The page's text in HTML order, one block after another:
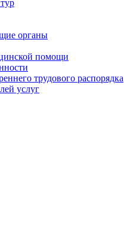
органы
помощи
трудового распорядка
услуг